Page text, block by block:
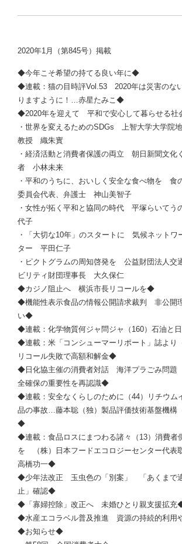
2020年1月（第845号）掲載
◆今年こそ希望の持てる良い年に◆
◆連載：猫の目時評Vol.53 2020年は災害のな
りますように！…赤星たみこ◆
◆2020年を迎えて 平和で安心して暮らせる
・世界を変えるためのSDGs 上智大学大学院
教授 織朱實
・経済活動と消費者保護の両立 朝日新聞文化
者 小林未来
・平和のうちに、おいしく安全な食べ物を 食
委員会代表、弁護士 神山美智子
・女性が拓く平和と協同の時代 平塚らいて
代子
・「大切な10年」のスタートに 気候ネットワ
ター 平田仁子
・ピクトグラムの周知啓発を 公益財団法人交
ビリティ財団理事長 大久保仁
◆カジノ阻止へ 横浜市長リコールを◆
◆機能性表示食品の情報公開請求裁判 非公開
い◆
◆連載：化学物質何ジャ問ジャ（160）石油と
◆連載：米「コンシューマーリポート」誌よ
リコール失敗で高額和解金◆
◆日化協主催の消費者対話 海洋プラごみ問題
全確保の重要性を再認識◆
◆連載：安全なくらしのために（44）リチウム
品の事故…藤本聡（独）製品評価技術基盤機構
◆
◆連載：食品ロスにまつわる諸々（13）消費者
を （株）日本フードエコロジーセンター代表
高橋功一◆
◆少年法改正 玉虫色の「別案」 「あくまで
止」確認◆
◆「寡婦控除」改正へ 未婚ひとり親支援拡充
◆水産エコラベル普及推進 資源の持続的利用
◆お知らせ◆